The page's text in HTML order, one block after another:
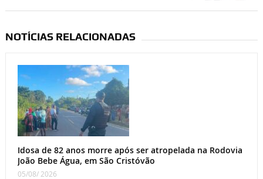
NOTÍCIAS RELACIONADAS
Idosa de 82 anos morre após ser atropelada na Rodovia
João Bebe Água, em São Cristóvão
05/08/ 2026